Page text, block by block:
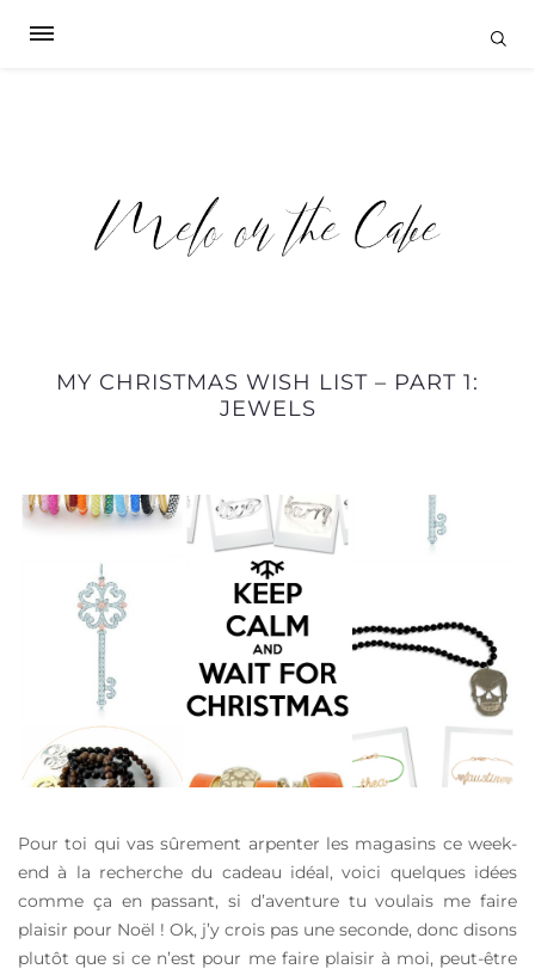
MY CHRISTMAS WISH LIST – PART 1:
JEWELS
Pour toi qui vas sûrement arpenter les magasins ce week-
end à la recherche du cadeau idéal, voici quelques idées
comme ça en passant, si d’aventure tu voulais me faire
plaisir pour Noël ! Ok, j’y crois pas une seconde, donc disons
plutôt que si ce n’est pour me faire plaisir à moi, peut-être